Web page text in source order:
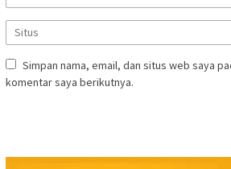
Simpan nama, email, dan situs web saya
komentar saya berikutnya.